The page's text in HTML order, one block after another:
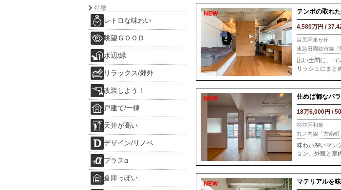
テンポの取れ
4,580万円 /
目黒区東が丘
東急田園都市線
広い土間に、コ
リッシュにまと
住めば都なバ
18万6,000円 /
杉並区和泉
丸ノ内線「方南
味わい深いマン
ョン。外観と室
マテリアルを
特徴
レトロな味わい
眺望ＧＯＯＤ
水辺/緑
リラックス/郊外
改装しよう！
戸建て/一棟
天井が高い
デザイン/リノベ
プラスα
倉庫っぽい